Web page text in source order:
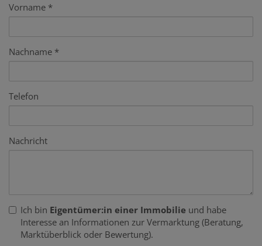
Vorname
Nachname
Telefon
Nachricht
Ich bin Eigentümer:in einer Immobilie und habe
Interesse an Informationen zur Vermarktung (Beratung,
Marktüberblick oder Bewertung).